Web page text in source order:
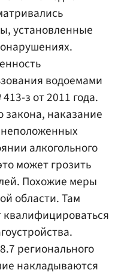
установленные
водоемами
з от 2011 года.
закона, наказание
алкогольного
может грозить
Похожие меры
области. Там
регионального
накладываются